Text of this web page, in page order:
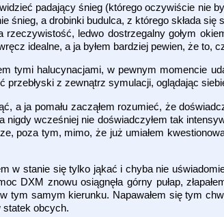
padający śnieg (którego oczywiście nie
śnieg, a drobinki budulca, z którego składa
ledwo dostrzegalny gołym
idealne, a ja byłem bardziej pewien, że to,
tymi halucynacjami, w pewnym momencie
przebłyski z zewnątrz symulacji, oglądając
a ja pomału zacząłem rozumieć, że
nigdy wcześniej nie doświadczyłem tak
poza tym, mimo, że już umiałem
w stanie się tylko jąkać i chyba nie
DXM znowu osiągnęła górny pułap,
tym samym kierunku. Napawałem się tym
statek obcych.